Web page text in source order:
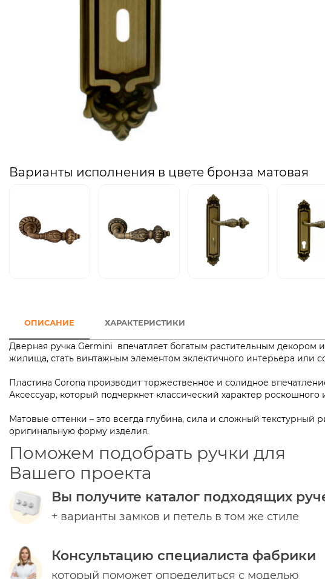
Варианты исполнения в цвете бронза матовая
ОПИСАНИЕ ХАРАКТЕРИСТИКИ
Дверная ручка Germini впечатляет богатым растительным
жилища, стать винтажным элементом эклектичного интерьера
Пластина Corona производит торжественное и солидное
Аксессуар, который подчеркнет классический характер
Матовые оттенки – это всегда глубина, сила и сложный текстурный
оригинальную форму изделия.
Поможем подобрать ручки для
Вашего проекта
Вы получите каталог подходящих
+ варианты замков и петель в том же стиле
Консультацию специалиста фабрики
который поможет определиться с моделью